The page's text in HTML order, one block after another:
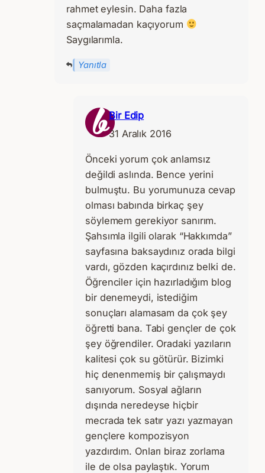
rahmet eylesin. Daha fazla
saçmalamadan kaçıyorum
Saygılarımla.
Yanıtla
Bir Edip
31 Aralık 2016
Önceki yorum çok anlamsız
değildi aslında. Bence yerini
bulmuştu. Bu yorumunuza cevap
olması babında birkaç şey
söylemem gerekiyor sanırım.
Şahsımla ilgili olarak “Hakkımda”
sayfasına baksaydınız orada bilgi
vardı, gözden kaçırdınız belki de.
Öğrenciler için hazırladığım blog
bir denemeydi, istediğim
sonuçları alamasam da çok şey
öğretti bana. Tabi gençler de çok
şey öğrendiler. Oradaki yazıların
kalitesi çok su götürür. Bizimki
hiç denenmemiş bir çalışmaydı
sanıyorum. Sosyal ağların
dışında neredeyse hiçbir
mecrada tek satır yazı yazmayan
gençlere kompozisyon
yazdırdım. Onları biraz zorlama
ile de olsa paylaştık. Yorum